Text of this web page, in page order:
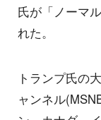
氏が「ノーマ
れた。
トランプ氏の
ャンネル